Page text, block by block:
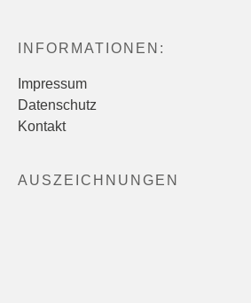
INFORMATIONEN:
Impressum
Datenschutz
Kontakt
AUSZEICHNUNGEN